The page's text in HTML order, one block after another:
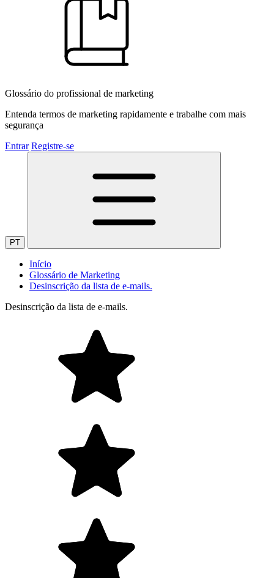
Glossário do profissional de marketing
Entenda termos de marketing rapidamente e trabalhe com mais
segurança
Entrar Registre-se
PT
Início
Glossário de Marketing
Desinscrição da lista de e-mails.
Desinscrição da lista de e-mails.